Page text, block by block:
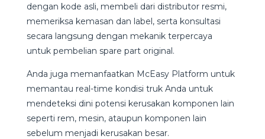
dengan kode asli, membeli dari distributor resmi,
memeriksa kemasan dan label, serta konsultasi
secara langsung dengan mekanik terpercaya
untuk pembelian spare part original.
Anda juga memanfaatkan McEasy Platform untuk
memantau real-time kondisi truk Anda untuk
mendeteksi dini potensi kerusakan komponen lain
seperti rem, mesin, ataupun komponen lain
sebelum menjadi kerusakan besar.